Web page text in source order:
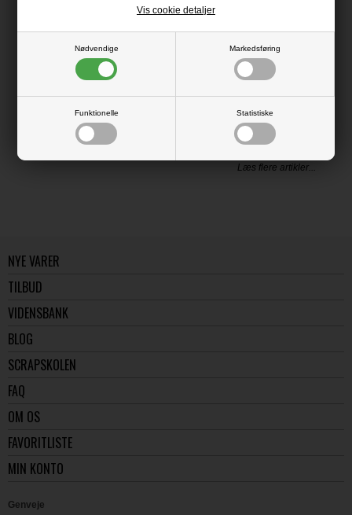
Nødvendige Markedsføring
Funktionelle Statistiske
Vis cookie detaljer
3.49cm x 15.56cm – 2.54cm x 0.64cm
LÆS OG BLIV INSPIRERET
Læs flere artikler...
NYE VARER
TILBUD
VIDENSBANK
BLOG
SCRAPSKOLEN
FAQ
OM OS
FAVORITLISTE
MIN KONTO
Genveje